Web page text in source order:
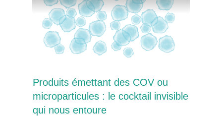
Produits émettant des COV ou
microparticules : le cocktail invisible
qui nous entoure